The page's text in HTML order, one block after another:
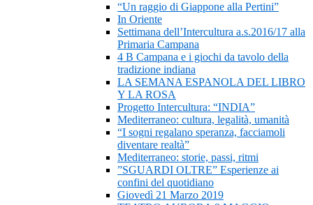
“Un raggio di Giappone alla Pertini”
In Oriente
Settimana dell’Intercultura a.s.2016/17 alla
Primaria Campana
4 B Campana e i giochi da tavolo della
tradizione indiana
LA SEMANA ESPANOLA DEL LIBRO
Y LA ROSA
Progetto Intercultura: “INDIA”
Mediterraneo: cultura, legalità, umanità
“I sogni regalano speranza, facciamoli
diventare realtà”
Mediterraneo: storie, passi, ritmi
”SGUARDI OLTRE” Esperienze ai
confini del quotidiano
Giovedì 21 Marzo 2019